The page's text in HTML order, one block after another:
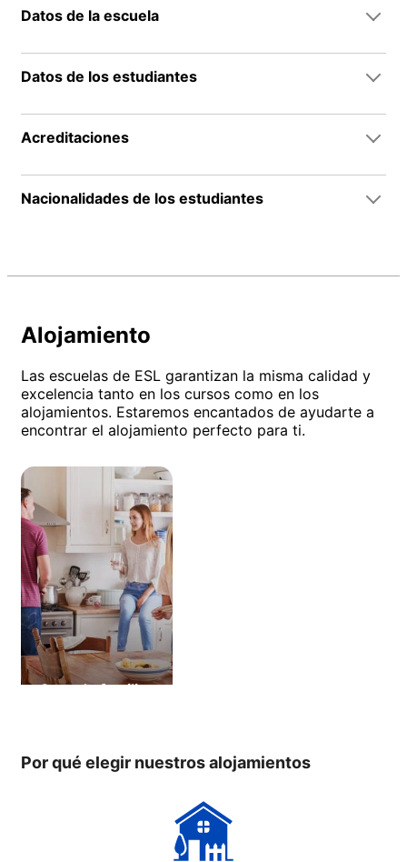
Datos de la escuela
Datos de los estudiantes
Acreditaciones
Nacionalidades de los estudiantes
Alojamiento
Las escuelas de ESL garantizan la misma calidad y
excelencia tanto en los cursos como en los
alojamientos. Estaremos encantados de ayudarte a
encontrar el alojamiento perfecto para ti.
Casa de familia
Por qué elegir nuestros alojamientos